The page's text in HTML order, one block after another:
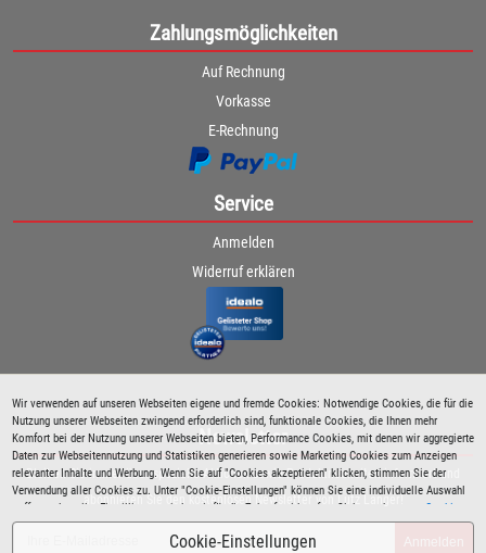
Wir verwenden auf unseren Webseiten eigene und fremde Cookies: Notwendige Cookies, die für die
Nutzung unserer Webseiten zwingend erforderlich sind, funktionale Cookies, die Ihnen mehr
Komfort bei der Nutzung unserer Webseiten bieten, Performance Cookies, mit denen wir aggregierte
Daten zur Webseitennutzung und Statistiken generieren sowie Marketing Cookies zum Anzeigen
relevanter Inhalte und Werbung. Wenn Sie auf "Cookies akzeptieren" klicken, stimmen Sie der
Verwendung aller Cookies zu. Unter "Cookie-Einstellungen" können Sie eine individuelle Auswahl
treffen und erteilte Einwilligungen jederzeit für die Zukunft widerrufen. Siehe auch unsere Cookie
Richtlinie.
Cookie-Einstellungen
Zahlungsmöglichkeiten
Auf Rechnung
Vorkasse
E-Rechnung
Service
Anmelden
Widerruf erklären
Newsletter
Bleiben Sie immer über spezielle Aktionen sowie Produktneuheiten informiert und
abonnieren Sie den kostenlosen Newsletter von Lutz Langer!